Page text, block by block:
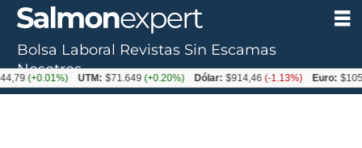
Bolsa Laboral Revistas Sin Escamas
Nosotros
UTM: $71.649(+0.20%) Dólar: $914,46(-1.13%) Euro: $1054,01(-